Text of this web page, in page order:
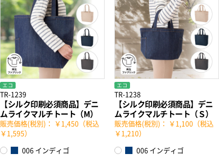
エコ
TR-1239
【シルク印刷必須商品】デニ
ムライクマルチトート（M）
販売価格(税別)： ￥1,450（税込
￥1,595）
006 インディゴ
エコ
TR-1238
【シルク印刷必須商品】デニ
ムライクマルチトート（Ｓ）
販売価格(税別)： ￥1,100（税込
￥1,210）
006 インディゴ